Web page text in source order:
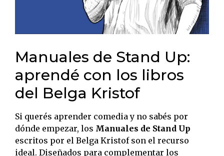
Manuales de Stand Up:
aprendé con los libros
del Belga Kristof
Si querés aprender comedia y no sabés por
dónde empezar, los Manuales de Stand Up
escritos por el Belga Kristof son el recurso
ideal. Diseñados para complementar los